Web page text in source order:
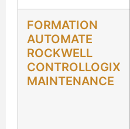
FORMATION
AUTOMATE
ROCKWELL
CONTROLLOGIX
MAINTENANCE